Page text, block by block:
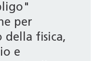
per
della fisica,
e